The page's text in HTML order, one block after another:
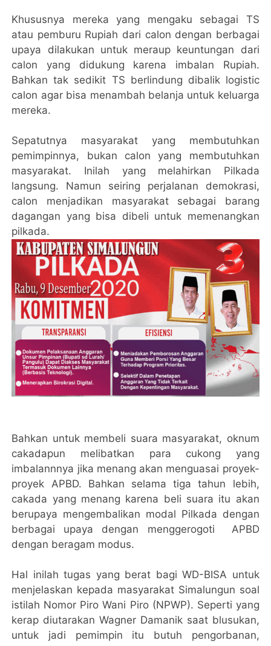
Khususnya mereka yang mengaku sebagai TS
atau pemburu Rupiah dari calon dengan berbagai
upaya dilakukan untuk meraup keuntungan dari
calon yang didukung karena imbalan Rupiah.
Bahkan tak sedikit TS berlindung dibalik logistic
calon agar bisa menambah belanja untuk keluarga
mereka.
Sepatutnya masyarakat yang membutuhkan
pemimpinnya, bukan calon yang membutuhkan
masyarakat. Inilah yang melahirkan Pilkada
langsung. Namun seiring perjalanan demokrasi,
calon menjadikan masyarakat sebagai barang
dagangan yang bisa dibeli untuk memenangkan
pilkada.
Bahkan untuk membeli suara masyarakat, oknum
cakadapun melibatkan para cukong yang
imbalannnya jika menang akan menguasai proyek-
proyek APBD. Bahkan selama tiga tahun lebih,
cakada yang menang karena beli suara itu akan
berupaya mengembalikan modal Pilkada dengan
berbagai upaya dengan menggerogoti APBD
dengan beragam modus.
Hal inilah tugas yang berat bagi WD-BISA untuk
menjelaskan kepada masyarakat Simalungun soal
istilah Nomor Piro Wani Piro (NPWP). Seperti yang
kerap diutarakan Wagner Damanik saat blusukan,
untuk jadi pemimpin itu butuh pengorbanan,